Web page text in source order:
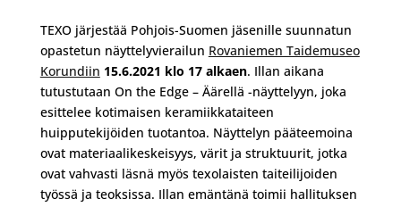
TEXO järjestää Pohjois-Suomen jäsenille suunnatun
opastetun näyttelyvierailun Rovaniemen Taidemuseo
Korundiin 15.6.2021 klo 17 alkaen. Illan aikana
tutustutaan On the Edge – Äärellä -näyttelyyn, joka
esittelee kotimaisen keramiikkataiteen
huipputekijöiden tuotantoa. Näyttelyn pääteemoina
ovat materiaalikeskeisyys, värit ja struktuurit, jotka
ovat vahvasti läsnä myös texolaisten taiteilijoiden
työssä ja teoksissa. Illan emäntänä toimii hallituksen